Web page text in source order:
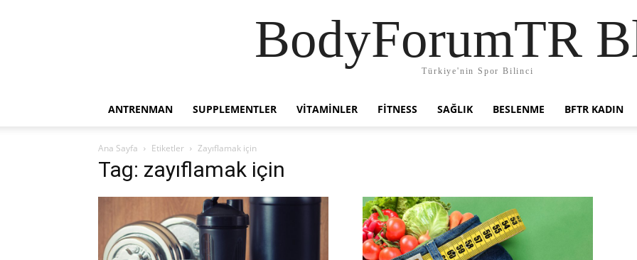
BodyForumTR
Türkiye'nin Spor Bilinci
ANTRENMAN SUPPLEMENTLER VITAMINLER FITNESS SAĞLIK BESLENME BFTR KADIN
Ana Sayfa Etiketler Zayıflamak için
Tag: zayıflamak için